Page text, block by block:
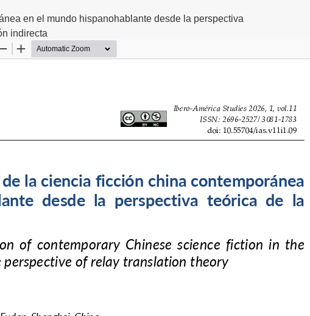
en el mundo hispanohablante desde la perspectiva
indirecta